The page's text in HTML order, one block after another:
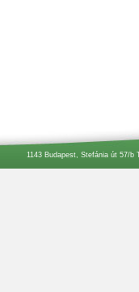
1143 Budapest, Stefánia út 57/b